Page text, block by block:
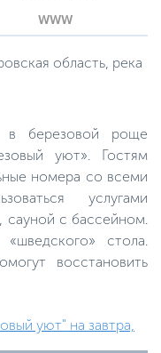
WWW
область, река
в березовой роще
уют». Гостям
номера со всеми
услугами
сауной с бассейном.
стола.
восстановить
уют" на завтра,